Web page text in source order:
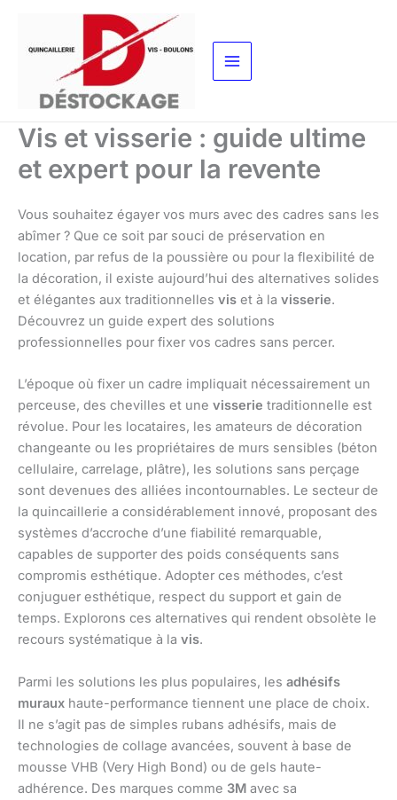
contenu
Vis et visserie : guide ultime
et expert pour la revente
Vous souhaitez égayer vos murs avec des cadres sans les
abîmer ? Que ce soit par souci de préservation en
location, par refus de la poussière ou pour la flexibilité de
la décoration, il existe aujourd’hui des alternatives solides
et élégantes aux traditionnelles vis et à la visserie.
Découvrez un guide expert des solutions
professionnelles pour fixer vos cadres sans percer.
L’époque où fixer un cadre impliquait nécessairement un
perceuse, des chevilles et une visserie traditionnelle est
révolue. Pour les locataires, les amateurs de décoration
changeante ou les propriétaires de murs sensibles (béton
cellulaire, carrelage, plâtre), les solutions sans perçage
sont devenues des alliées incontournables. Le secteur de
la quincaillerie a considérablement innové, proposant des
systèmes d’accroche d’une fiabilité remarquable,
capables de supporter des poids conséquents sans
compromis esthétique. Adopter ces méthodes, c’est
conjuguer esthétique, respect du support et gain de
temps. Explorons ces alternatives qui rendent obsolète le
recours systématique à la vis.
Parmi les solutions les plus populaires, les adhésifs
muraux haute-performance tiennent une place de choix.
Il ne s’agit pas de simples rubans adhésifs, mais de
technologies de collage avancées, souvent à base de
mousse VHB (Very High Bond) ou de gels haute-
adhérence. Des marques comme 3M avec sa